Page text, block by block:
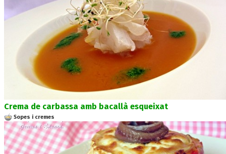
Crema de carbassa amb bacallà esqueixat
Sopes i cremes